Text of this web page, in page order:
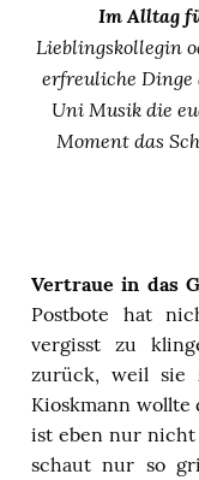
Im Alltag
Lieblingskollegin
erfreuliche Dinge
Uni Musik die
Moment das
Vertraue in das
Postbote hat
vergisst zu
zurück, weil
Kioskmann
ist eben nur nicht
schaut nur so